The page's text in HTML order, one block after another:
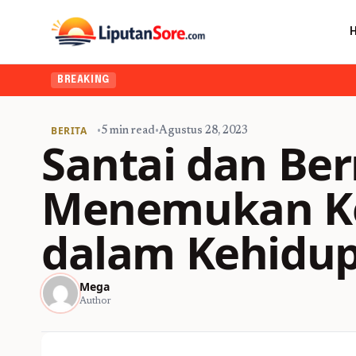
BREAKING
BERITA •5 min read•Agustus 28, 2023
Santai dan
Menemukan
dalam
Mega
Author